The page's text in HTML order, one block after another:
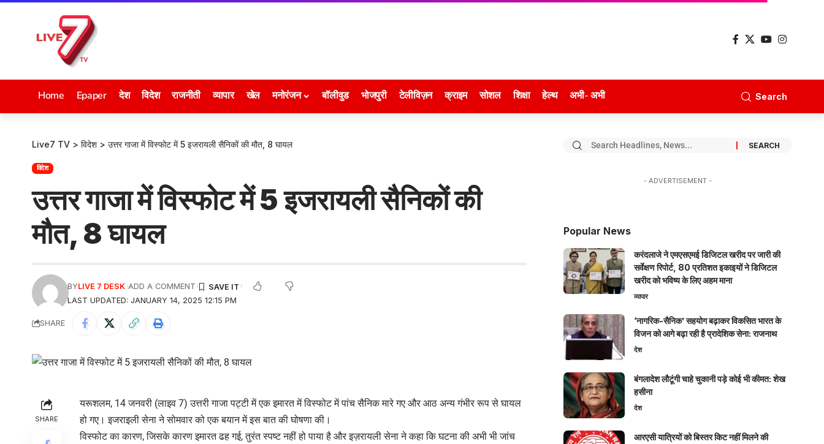
Home Epaper देश विदेश राजनीती व्यापार खेल मनोरंजन बॉलीवुड भोजपुरी टेलीविज़न क्राइम सोशल शिक्षा हेल्थ अभी- अभी Search
Live7 TV > विदेश > उत्तर गाजा में विस्फोट में 5 इजरायली सैनिकों की मौत, 8 घायल
विदेश
उत्तर गाजा में विस्फोट में 5 इजरायली सैनिकों की
मौत, 8 घायल
LAST UPDATED: JANUARY 14, 2025 12:15 PM
BYLIVE 7 DESK ADD A COMMENT
SHARE
SHARE
यरूशलम, 14 जनवरी (लाइव 7) उत्तरी गाजा पट्टी में एक इमारत में विस्फोट में पांच सैनिक मारे गए और आठ अन्य गंभीर रूप से घायल
हो गए। इजराइली सेना ने सोमवार को एक बयान में इस बात की घोषणा की।
विस्फोट का कारण, जिसके कारण इमारत ढह गई, तुरंत स्पष्ट नहीं हो पाया है और इज़रायली सेना ने कहा कि घटना की अभी भी जांच
- ADVERTISEMENT -
Popular News
करंदलाजे ने एमएसएमई डिजिटल खरीद पर जारी की
सर्वेक्षण रिपोर्ट, 80 प्रतिशत इकाइयों ने डिजिटल
खरीद को भविष्य के लिए अहम माना
व्यापार
‘नागरिक-सैनिक’ सहयोग बढ़ाकर विकसित भारत के
विजन को आगे बढ़ा रही है प्रादेशिक सेना: राजनाथ
देश
बंगलादेश लौटूंगी चाहे चुकानी पड़े कोई भी कीमत: शेख
हसीना
देश
आरएसी यात्रियों को बिस्तर किट नहीं मिलने की